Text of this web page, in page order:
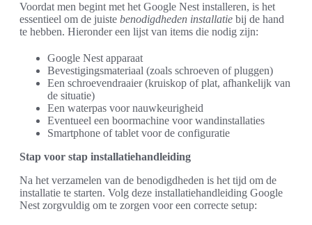
Voordat men begint met het Google Nest installeren, is het
essentieel om de juiste benodigdheden installatie bij de hand
te hebben. Hieronder een lijst van items die nodig zijn:
Google Nest apparaat
Bevestigingsmateriaal (zoals schroeven of pluggen)
Een schroevendraaier (kruiskop of plat, afhankelijk van
de situatie)
Een waterpas voor nauwkeurigheid
Eventueel een boormachine voor wandinstallaties
Smartphone of tablet voor de configuratie
Stap voor stap installatiehandleiding
Na het verzamelen van de benodigdheden is het tijd om de
installatie te starten. Volg deze installatiehandleiding Google
Nest zorgvuldig om te zorgen voor een correcte setup: